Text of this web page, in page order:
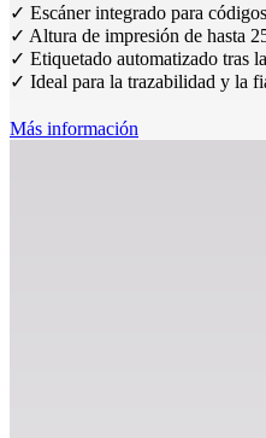
✓ Escáner integrado para
✓ Altura de impresión de hasta
✓ Etiquetado automatizado tras
✓ Ideal para la trazabilidad y la
Más información